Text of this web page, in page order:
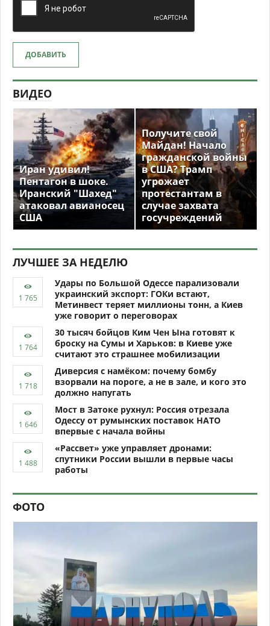
ДОБАВИТЬ
ВИДЕО
Иран удивил!
Пентагон в шоке.
Иранский "Шахед"
атаковал авианосец
США
Получите свой
Майдан! Начало
гражданской войны
в США? Трамп
угрожает
протестантам в
случае захвата
госучреждений
ЛУЧШЕЕ ЗА НЕДЕЛЮ
Удары по Большой Одессе парализовали
украинский экспорт: ГОКи встают,
Метинвест теряет миллионы тонн, а Киев
уже говорит о переговорах
30 тысяч бойцов Ким Чен Ына готовят к
броску на Сумы и Харьков: в Киеве уже
считают это страшнее мобилизации
Диверсия с намёком: почему бомбу
взорвали на пороге, а не в зале, и кого это
должно напугать
Мост в Затоке рухнул: Россия отрезала
Одессу от румынских поставок НАТО
впервые с начала войны
«Рассвет» уже управляет дронами:
спутники России вышли в первые часы
работы
ФОТО